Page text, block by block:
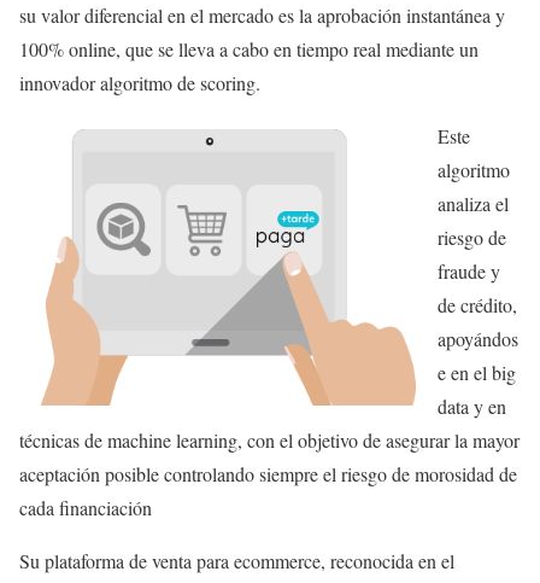
su valor diferencial en el mercado es la aprobación instantánea y
100% online, que se lleva a cabo en tiempo real mediante un
innovador algoritmo de scoring.
Este
algoritmo
analiza el
riesgo de
fraude y
de crédito,
apoyándos
e en el big
data y en
técnicas de machine learning, con el objetivo de asegurar la mayor
aceptación posible controlando siempre el riesgo de morosidad de
cada financiación
Su plataforma de venta para ecommerce, reconocida en el